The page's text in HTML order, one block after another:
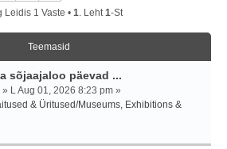
Leidis 1 Vaste • 1. Leht1-st
Teemasid
sõjaajaloo päevad ...
» L Aug 01, 2026 8:23 pm »
& Üritused/Museums, Exhibitions &